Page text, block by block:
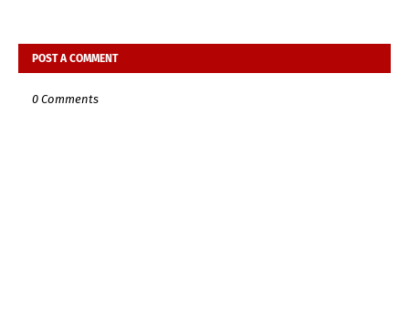
POST A COMMENT
0 Comments